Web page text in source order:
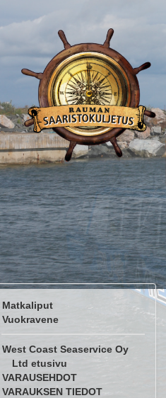
Matkaliput
Vuokravene
West Coast Seaservice Oy
Ltd etusivu
VARAUSEHDOT
VARAUKSEN TIEDOT